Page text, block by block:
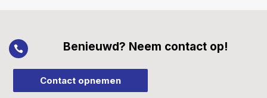
 Benieuwd? Neem contact op!
Contact opnemen